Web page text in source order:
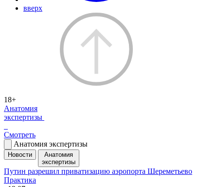
вверх
18+
Анатомия
экспертизы
Смотреть
Анатомия экспертизы
Новости
Анатомия
экспертизы
Путин разрешил приватизацию аэропорта Шереметьево
Практика